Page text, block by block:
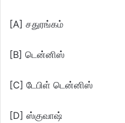
[A] சதுரங்கம்
[B] டென்னிஸ்
[C] டேபிள் டென்னிஸ்
[D] ஸ்குவாஷ்